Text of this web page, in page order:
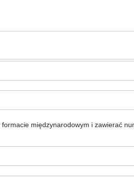
międzynarodowym i zawierać